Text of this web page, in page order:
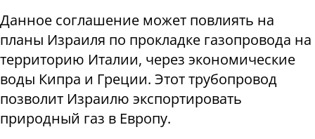
Данное соглашение может повлиять на
планы Израиля по прокладке газопровода на
территорию Италии, через экономические
воды Кипра и Греции. Этот трубопровод
позволит Израилю экспортировать
природный газ в Европу.